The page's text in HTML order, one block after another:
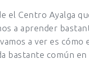
el Centro Ayalga
a aprender
a ver es
bastante común